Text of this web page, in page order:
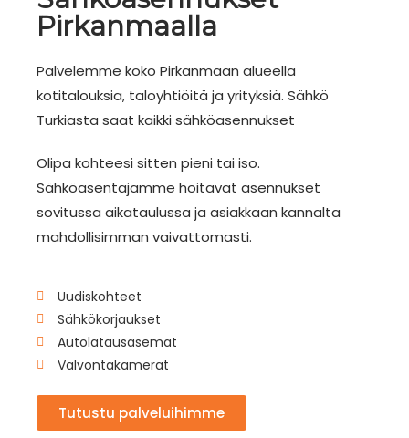
Pirkanmaalla
Palvelemme koko Pirkanmaan alueella
kotitalouksia, taloyhtiöitä ja yrityksiä. Sähkö
Turkiasta saat kaikki sähköasennukset
Olipa kohteesi sitten pieni tai iso.
Sähköasentajamme hoitavat asennukset
sovitussa aikataulussa ja asiakkaan kannalta
mahdollisimman vaivattomasti.
Uudiskohteet
Sähkökorjaukset
Autolatausasemat
Valvontakamerat
Tutustu palveluihimme